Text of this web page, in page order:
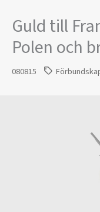
Guld till
Polen och
080815